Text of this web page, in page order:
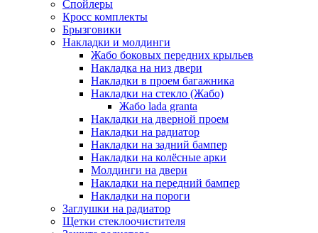
Спойлеры
Кросс комплекты
Брызговики
Накладки и молдинги
Жабо боковых передних крыльев
Накладка на низ двери
Накладки в проем багажника
Накладки на стекло (Жабо)
Жабо lada granta
Накладки на дверной проем
Накладки на радиатор
Накладки на задний бампер
Накладки на колёсные арки
Молдинги на двери
Накладки на передний бампер
Накладки на пороги
Заглушки на радиатор
Щетки стеклоочистителя